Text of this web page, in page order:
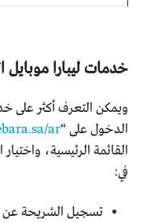
خدمات ليبارا
ويمكن التعرف أكثر على
الدخول على “ar
القائمة الرئيسية،
في:
تسجيل الشريحة